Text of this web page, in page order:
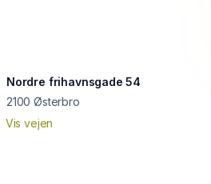
Nordre frihavnsgade 54
2100 Østerbro
Vis vejen